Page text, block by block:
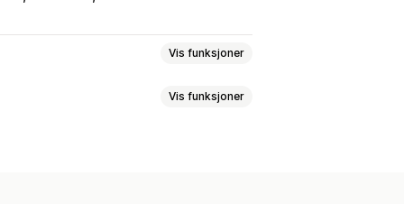
Vis funksjoner
Vis funksjoner